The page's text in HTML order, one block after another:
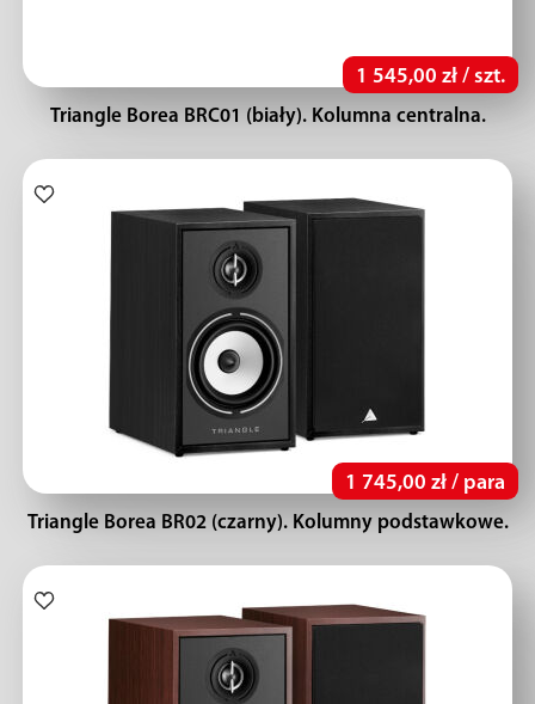
1 545,00 zł / szt.
Triangle Borea BRC01 (biały). Kolumna centralna.
1 745,00 zł / para
Triangle Borea BR02 (czarny). Kolumny podstawkowe.